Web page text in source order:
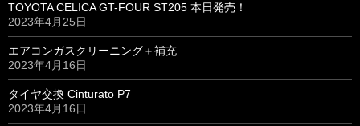
TOYOTA CELICA GT-FOUR ST205 本日発売！
2023年4月25日
エアコンガスクリーニング＋補充
2023年4月16日
タイヤ交換 Cinturato P7
2023年4月16日